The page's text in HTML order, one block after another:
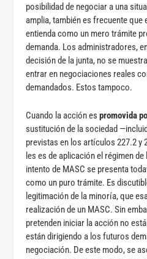
posibilidad de negociar a una
amplia, también es frecuente que
entienda como un mero trámite
demanda. Los administradores,
decisión de la junta, no se
entrar en negociaciones reales
demandados. Estos tampoco.
Cuando la acción espromovida
sustitución de la sociedad
previstas en los artículos 227.2 y
les es de aplicación el régimen
intento de MASC se presenta
como un puro trámite. Es
legitimación de la minoría, que
realización de un MASC. Sin
pretenden iniciar la acción no
están dirigiendo a los futuros
negociación. De este modo, se